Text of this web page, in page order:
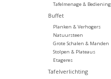
Tafelmenage & Bediening
Buffet
Planken & Verhogers
Natuursteen
Grote Schalen & Manden
Stolpen & Plateaus
Etageres
Tafelverlichting